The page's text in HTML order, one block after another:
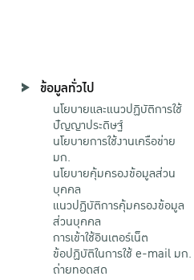
ข้อมูลทั่วไป
นโยบายและแนวปฏิบัติการใช้
ปัญญาประดิษฐ์
นโยบายการใช้งานเครือข่าย
มก.
นโยบายคุ้มครองข้อมูลส่วน
บุคคล
แนวปฏิบัติการคุ้มครองข้อมูล
ส่วนบุคคล
การเข้าใช้อินเตอร์เน็ต
ข้อปฏิบัติในการใช้ e-mail มก.
ถ่ายทอดสด